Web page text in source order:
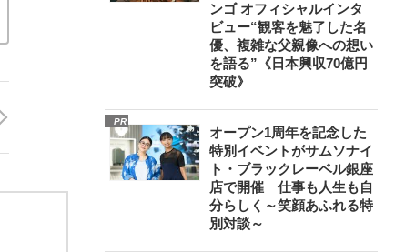
ンゴ オフィシャルインタ
ビュー“観客を魅了した名
優、複雑な父親像への想い
を語る”《日本興収70億円
突破》
PR
オープン1周年を記念した
特別イベントがサムソナイ
ト・ブラックレーベル銀座
店で開催 仕事も人生も自
分らしく～笑顔あふれる特
別対談～